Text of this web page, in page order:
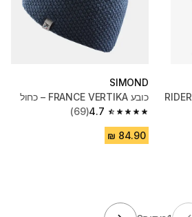
כובע דו-צדדי למבוגרים, דגם RIDER
SIMOND
כובע FRANCE VERTIKA – כחול
4.7
4.7 out of 5 stars from 69 reviews
(69)